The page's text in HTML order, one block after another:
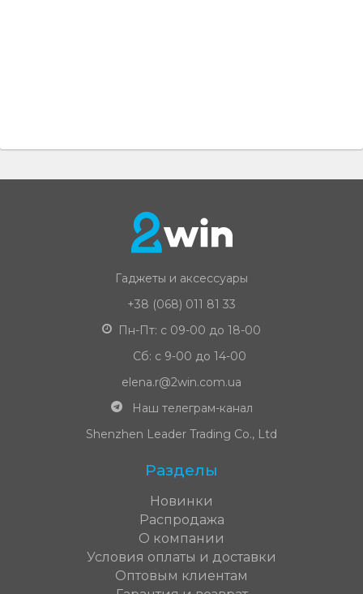
Гаджеты и аксессуары
+38 (068) 011 81 33
Пн-Пт: с 09-00 до 18-00
Сб: с 9-00 до 14-00
elena.r@2win.com.ua
Наш телеграм-канал
Shenzhen Leader Trading Co., Ltd
Разделы
Новинки
Распродажа
О компании
Условия оплаты и доставки
Оптовым клиентам